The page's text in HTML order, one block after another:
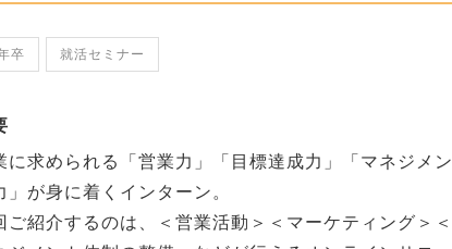
卒 就活セミナー
に求められる「営業力」「目標達成力」「マネジメン
」が身に着くインターン。
ご紹介するのは、＜営業活動＞＜マーケティング＞＜